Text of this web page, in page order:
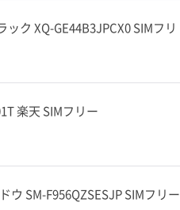
ク XQ-GE44B3JPCX0 SIMフリ
楽天 SIMフリー
ウ SM-F956QZSESJP SIMフリー